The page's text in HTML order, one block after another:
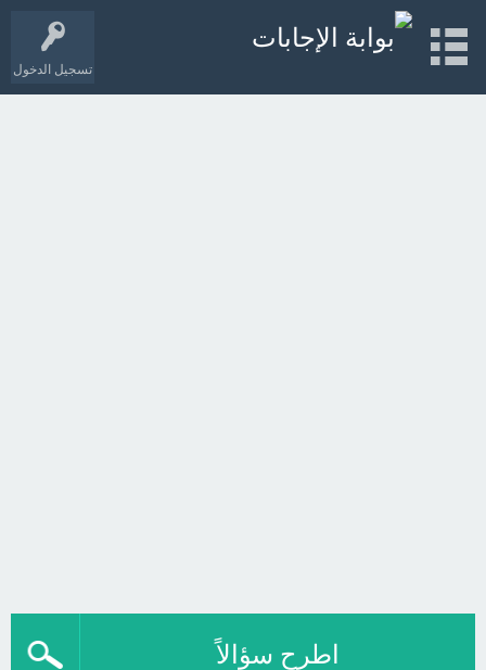
تسجيل الدخول
اطرح سؤالاً